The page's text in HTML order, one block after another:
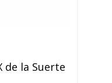
de la Suerte